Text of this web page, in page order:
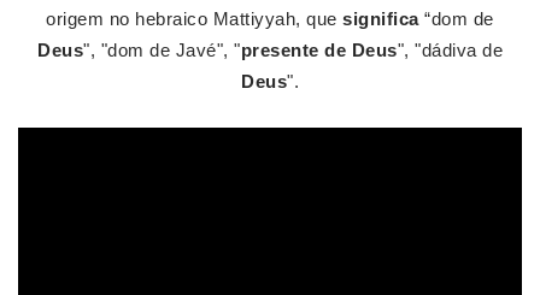
origem no hebraico Mattiyyah, quesignifica“dom de
Deus", "dom de Javé", "presente de Deus", "dádiva de
Deus".